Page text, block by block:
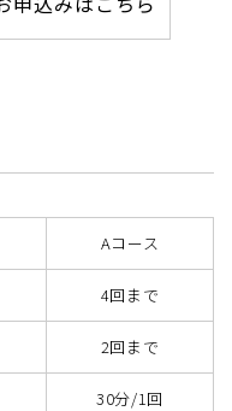
Aコース
4回まで
2回まで
30分/1回